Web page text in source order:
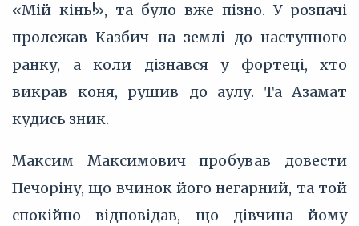
«Мій кінь!», та було вже пізно. У розпачі
пролежав Казбич на землі до наступного
ранку, а коли дізнався у фортеці, хто
викрав коня, рушив до аулу. Та Азамат
кудись зник.
Максим Максимович пробував довести
Печоріну, що вчинок його негарний, та той
спокійно відповідав, що дівчина йому